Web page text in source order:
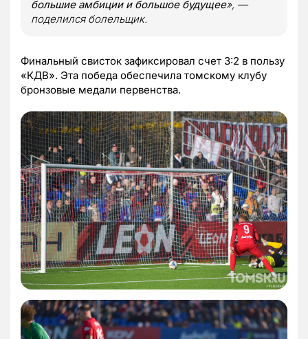
большие амбиции и большое будущее», —
поделился болельщик.
Финальный свисток зафиксировал счет 3:2 в пользу
«КДВ». Эта победа обеспечила томскому клубу
бронзовые медали первенства.